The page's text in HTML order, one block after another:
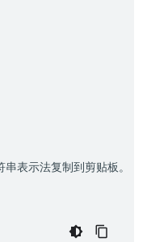
表示法复制到剪贴板。